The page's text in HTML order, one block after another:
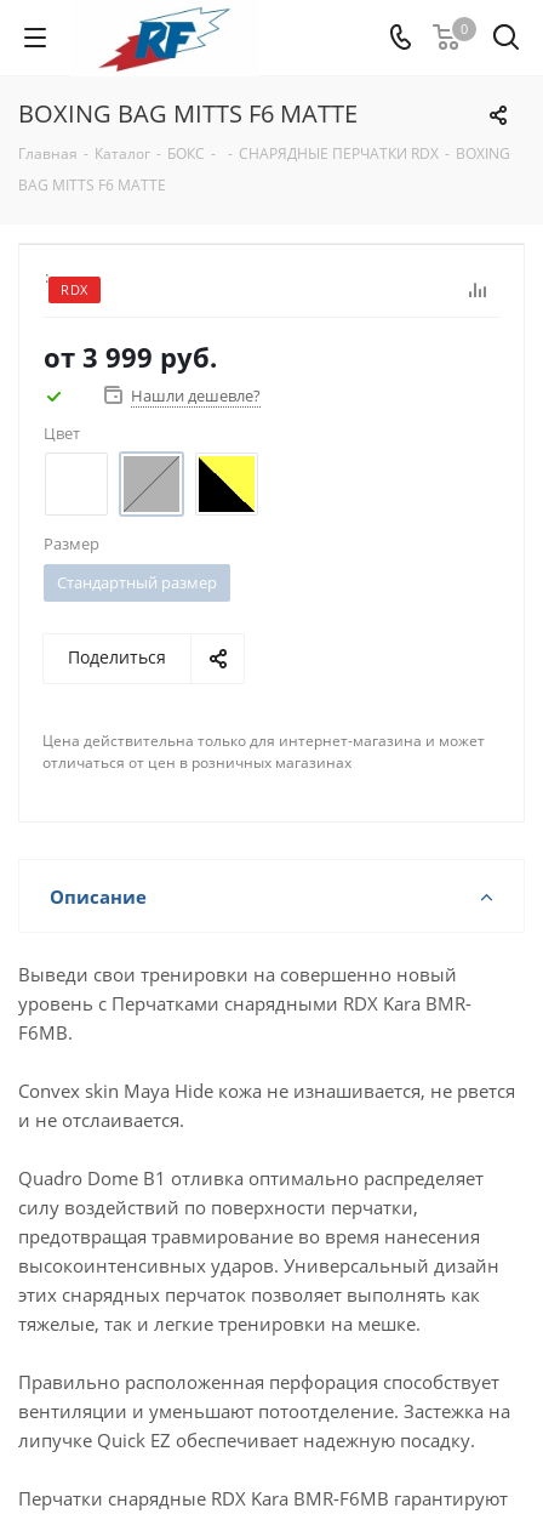
0
BOXING BAG MITTS F6 MATTE
Главная - Каталог - БОКС - - СНАРЯДНЫЕ ПЕРЧАТКИ RDX - BOXING
BAG MITTS F6 MATTE
RDX
:
от 3 999 руб.
Нашли дешевле?
Цвет
Размер
Стандартный размер
Поделиться
Цена действительна только для интернет-магазина и может
отличаться от цен в розничных магазинах
Описание
Выведи свои тренировки на совершенно новый
уровень с Перчатками снарядными RDX Kara BMR-
F6MB.
Convex skin Maya Hide кожа не изнашивается, не рвется
и не отслаивается.
Quadro Dome B1 отливка оптимально распределяет
силу воздействий по поверхности перчатки,
предотвращая травмирование во время нанесения
высокоинтенсивных ударов. Универсальный дизайн
этих снарядных перчаток позволяет выполнять как
тяжелые, так и легкие тренировки на мешке.
Правильно расположенная перфорация способствует
вентиляции и уменьшают потоотделение. Застежка на
липучке Quick EZ обеспечивает надежную посадку.
Перчатки снарядные RDX Kara BMR-F6MB гарантируют